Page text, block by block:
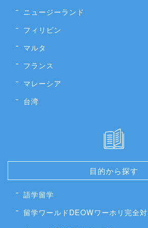
ニュージーランド
フィリピン
マルタ
フランス
マレーシア
台湾
目的から探す
語学留学
留学ワールドDEOWワーホリ完全